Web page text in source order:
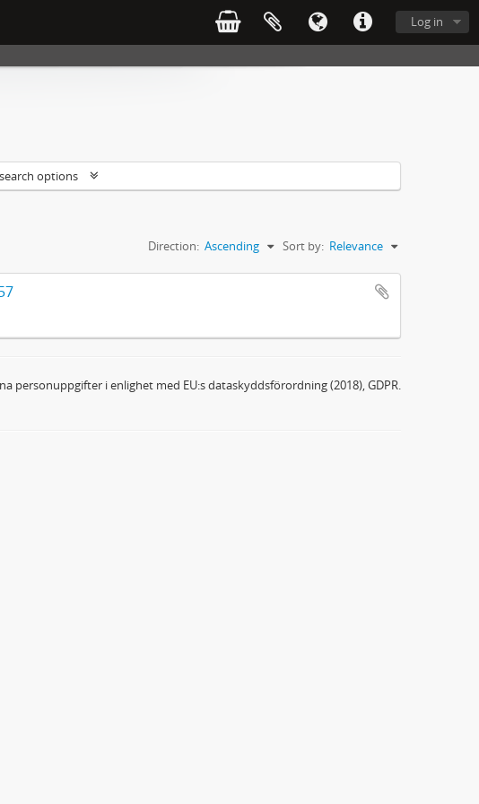
Log in
options
Sort by: Relevance
Direction: Ascending
personuppgifter i enlighet med EU:s dataskyddsförordning (2018), GDPR.